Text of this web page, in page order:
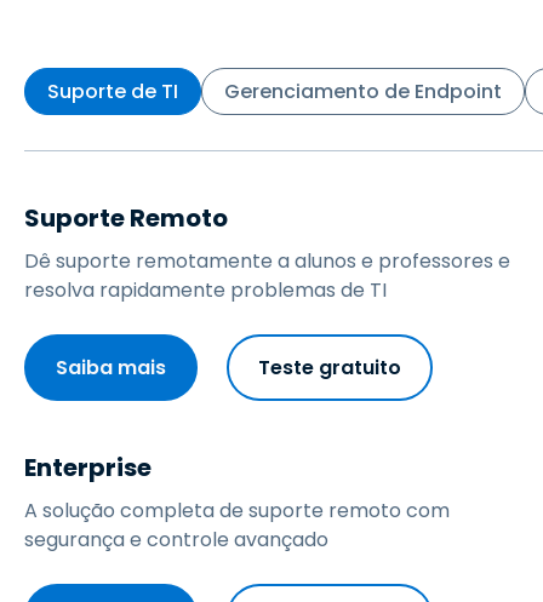
Suporte de TI Gerenciamento de Endpoint
Suporte Remoto
Dê suporte remotamente a alunos e professores e
resolva rapidamente problemas de TI
Saiba mais Teste gratuito
Enterprise
A solução completa de suporte remoto com
segurança e controle avançado